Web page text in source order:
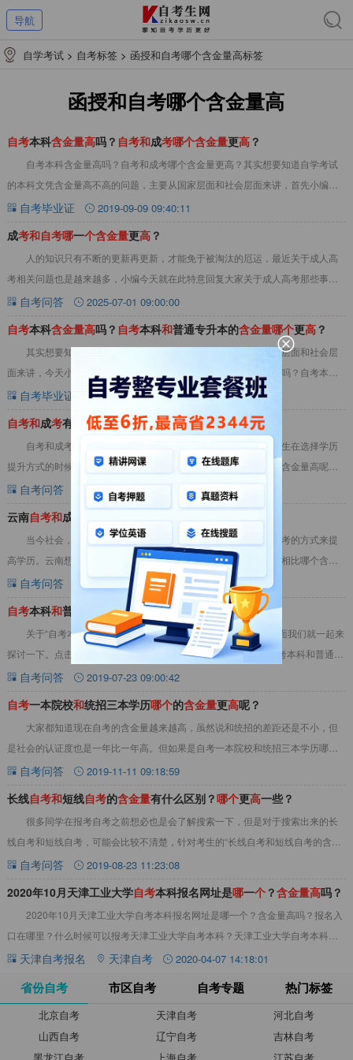
导航
自学考试 > 自考标签 > 函授和自考哪个含金量高标签
函授和自考哪个含金量高
自考本科含金量高吗？ 自考和成考哪个含金量更高？
自考本科含金量高吗？自考和成考哪个含金量更高？其实想要知道自学考试
的本科文凭含金量高不高的问题，主要从国家层面和社会层面来讲，首先小编想
告诉大家的是，自考本科的含金量是比较高的，仅
自考毕业证 2019-09-09 09:40:11
成考和自考哪一个含金量更高？
人的知识只有不断的更新再更新，才能免于被淘汰的厄运，最近关于成人高
考相关问题也是越来越多，小编今天就在此特意回复大家关于成人高考那些事
儿：高效备考自考，小编推荐自考备考资料一般来说
自考问答 2025-07-01 09:00:00
自考本科含金量高吗？ 自考本科和普通专升本的含金量哪个更高？
其实想要知道自考本科文凭含金量高不高的问题，主要从国家层面和社会层
面来讲，今天小编就给大家解决这个两个疑惑：自考本科含金量高吗？自考本科
和普通专升本的含金量哪个更高？一、自考本科含
自考毕业证 2019-09-10 09:15:18
自考和成考有什么区别？哪个含金量高？
自考和成考有什么区别？自考和成考的哪个含金量高？许多考生在选择学历
提升方式的时候会遇到这样的困惑，自考和成考有什么区别？那个含金量高呢。
下面和小编一起去看看吧。一、自考和成考有什么
自考问答 2020-03-13 14:44:44
云南自考和成人
当今社会，对学历的要求越来越高，越来越多的人选择通过自考的方式来提
高学历。云南想报名参加自考的学生有疑问：云南自考和成人高考相比哪个含金
量比较高呢？现自考生网为大家解答“云南自考和
自考问答 2019-08-14 08:40:31
自考本科和普通专升本哪个的含金量高 一些
关于“自考本科和普通专升本哪个的含金量高一些”的问题，下面我们就一起来
探讨一下。点击查看：自考复习资料&gt;&gt;&gt;&nbsp;&nbsp;自考本科和普通专
升本的区别1.
自考问答 2019-07-23 09:00:42
自考一本院校和统招三本学历哪个的含金量更高呢？
大家都知道现在自考的含金量越来越高，虽然说和统招的差距还是不小，但
是社会的认证度也是一年比一年高。但如果是自考一本院校和统招三本学历哪个
的含金量更高呢？&nbsp;自考一本院校学历
自考问答 2019-11-11 09:18:59
长线自考和短线自考的含金量有什么区别？哪个更高一些？
很多同学在报考自考之前想必也是会了解搜索一下，但是对于搜索出来的长
线自考和短线自考，可能会比较不清楚，针对考生的“长线自考和短线自考的含金
量有什么区别？哪个更高一些？”问题，一起来
自考问答 2019-08-23 11:23:08
2020年10月天津工业大学自考本科报名网址是哪一个？含金量高吗？
2020年10月天津工业大学自考本科报名网址是哪一个？含金量高吗？报名入
口在哪里？什么时候可以报考天津工业大学自考本科？天津工业大学自考本科报
名费用多少？请看以下内容。&nbsp;
天津自考报名 天津自考 2020-04-07 14:18:01
省份自考 市区自考 自考专题 热门标签
北京自考 天津自考
河北自考
山西自考
辽宁自考
吉林自考